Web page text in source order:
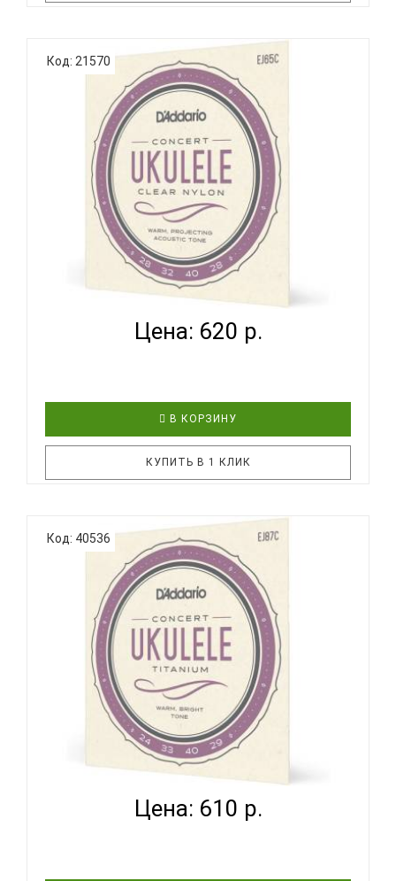
Струны D'Addario для укулеле из титанового
материала. Комплект струн D'Addario EJ87T
разработан для применения на всех теноровых
инструментах укулеле. Все струны комплекта
изготавливаются из титанового материала с
ярким звучанием и оптимизированы д..
Код: 21570
D'ADDARIO EJ65 C - СТРУНЫ ДЛЯ УКУЛЕЛЕ
КОНЦЕРТ...
Цена: 620 р.
В КОРЗИНУ
КУПИТЬ В 1 КЛИК
Струны D'Addario для укулеле из нейлона. Струны
D'Addario EJ65C разработаны для применения на
гавайских укулеле размера концерт. Комплект
оптимизирован для стандартной настройки GCEA.
Струны D’Addario для укулеле доступны в широком
диапазоне калиб..
Код: 40536
D'ADDARIO EJ87 C - СТРУНЫ ДЛЯ УКУЛЕЛЕ
КОНЦЕРТ...
Цена: 610 р.